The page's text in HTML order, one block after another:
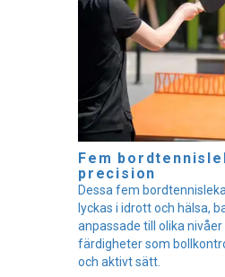
Fem
precision
Dessa fem
lyckas i idrott och hälsa,
anpassade till olika
färdigheter som
och aktivt sätt.